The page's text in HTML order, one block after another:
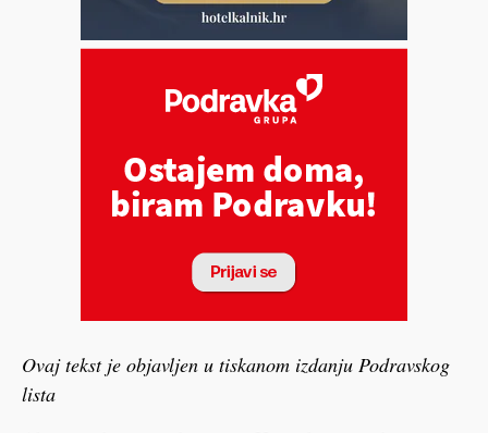
Ovaj tekst je objavljen u tiskanom izdanju Podravskog
lista